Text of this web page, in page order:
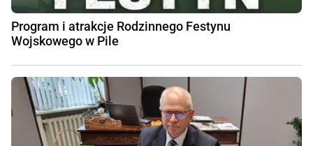
Program i atrakcje Rodzinnego Festynu
Wojskowego w Pile